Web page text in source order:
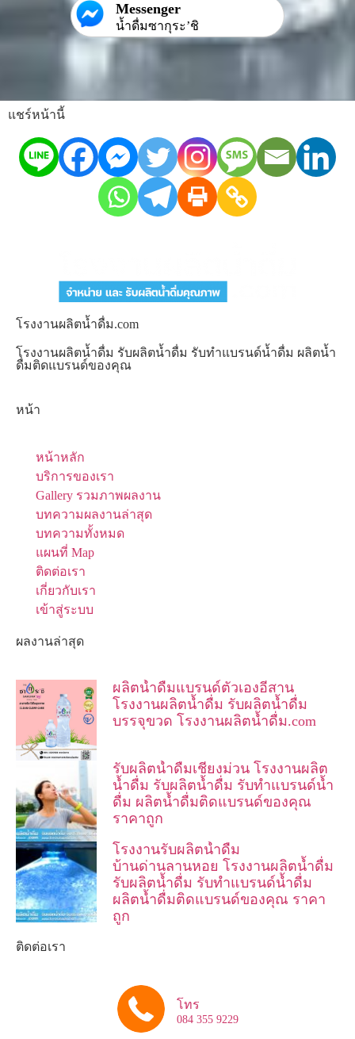
Messenger
น้ำดื่มซากุระ’ชิ
แชร์หน้านี้
โรงงานผลิตน้ำดื่ม.com
โรงงานผลิตน้ำดื่ม รับผลิตน้ำดื่ม รับทำแบรนด์น้ำดื่ม ผลิตน้ำ
ดื่มติดแบรนด์ของคุณ
หน้า
หน้าหลัก
บริการของเรา
Gallery รวมภาพผลงาน
บทความผลงานล่าสุด
บทความทั้งหมด
แผนที่ Map
ติดต่อเรา
เกี่ยวกับเรา
เข้าสู่ระบบ
ผลงานล่าสุด
ผลิตน้ำดื่มแบรนด์ตัวเองอีสาน
โรงงานผลิตน้ำดื่ม รับผลิตน้ำดื่ม
บรรจุขวด โรงงานผลิตน้ำดื่ม.com
รับผลิตน้ำดื่มเชียงม่วน โรงงานผลิต
น้ำดื่ม รับผลิตน้ำดื่ม รับทำแบรนด์น้ำ
ดื่ม ผลิตน้ำดื่มติดแบรนด์ของคุณ
ราคาถูก
โรงงานรับผลิตน้ำดื่ม
บ้านด่านลานหอย โรงงานผลิตน้ำดื่ม
รับผลิตน้ำดื่ม รับทำแบรนด์น้ำดื่ม
ผลิตน้ำดื่มติดแบรนด์ของคุณ ราคา
ถูก
ติดต่อเรา
โทร
084 355 9229